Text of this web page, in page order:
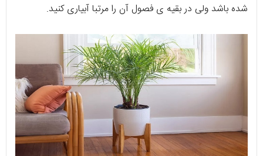
شده باشد ولی در بقیه ی فصول آن را مرتبا آبیاری کنید.